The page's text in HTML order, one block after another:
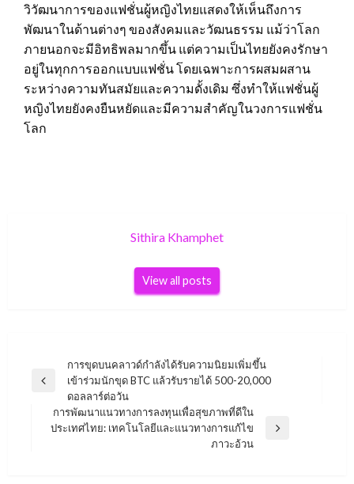
วิวัฒนาการของแฟชั่นผู้หญิงไทยแสดงให้เห็นถึงการ
พัฒนาในด้านต่างๆ ของสังคมและวัฒนธรรม แม้ว่าโลก
ภายนอกจะมีอิทธิพลมากขึ้น แต่ความเป็นไทยยังคงรักษา
อยู่ในทุกการออกแบบแฟชั่น โดยเฉพาะการผสมผสาน
ระหว่างความทันสมัยและความดั้งเดิม ซึ่งทำให้แฟชั่นผู้
หญิงไทยยังคงยืนหยัดและมีความสำคัญในวงการแฟชั่น
โลก
Sithira Khamphet
View all posts
navigation
Previous
การขุดบนคลาวด์กำลังได้รับความนิยมเพิ่มขึ้น
เข้าร่วมนักขุด BTC แล้วรับรายได้ 500-20,000
ดอลลาร์ต่อวัน
Next
การพัฒนาแนวทางการลงทุนเพื่อสุขภาพที่ดีใน
ประเทศไทย: เทคโนโลยีและแนวทางการแก้ไข
ภาวะอ้วน